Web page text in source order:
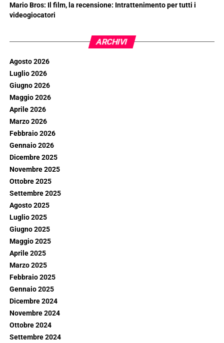
Mario Bros: Il film, la recensione: Intrattenimento per tutti i
videogiocatori
ARCHIVI
Agosto 2026
Luglio 2026
Giugno 2026
Maggio 2026
Aprile 2026
Marzo 2026
Febbraio 2026
Gennaio 2026
Dicembre 2025
Novembre 2025
Ottobre 2025
Settembre 2025
Agosto 2025
Luglio 2025
Giugno 2025
Maggio 2025
Aprile 2025
Marzo 2025
Febbraio 2025
Gennaio 2025
Dicembre 2024
Novembre 2024
Ottobre 2024
Settembre 2024